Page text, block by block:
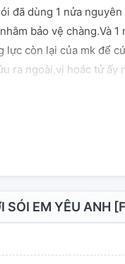
đã dùng 1 nửa
bảo vệ chàng.Và
lực còn lại của mk để
ra ngoài,vị hoác tử ấy
cay độc hơn. Về
đậm... Nhưng...Thật
gian truân họ trở về
Hi được mở ra. .....
SÓI EM YÊU ANH